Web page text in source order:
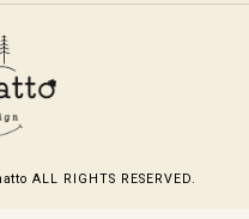
ALL RIGHTS RESERVED.